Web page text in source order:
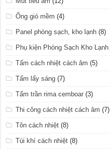
Ống gió mềm (4)
Panel phòng sạch, kho lạnh (8)
Phụ kiện Phòng Sạch Kho Lạnh
Tấm cách nhiệt cách âm (5)
Tấm lấy sáng (7)
Tấm trần rima cemboar (3)
Thi công cách nhiệt cách âm (7)
Tôn cách nhiệt (8)
Túi khí cách nhiệt (8)